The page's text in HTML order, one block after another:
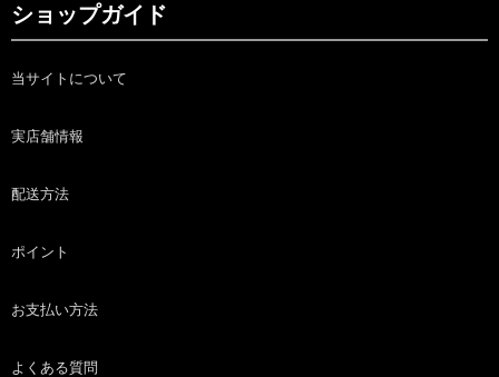
ショップガイド
当サイトについて
実店舗情報
配送方法
ポイント
お支払い方法
よくある質問